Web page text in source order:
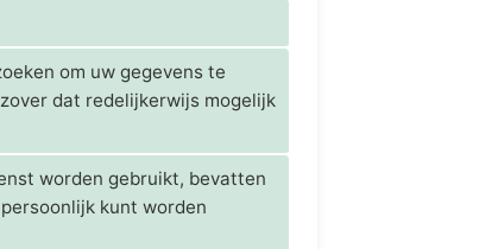
om uw gegevens te
dat redelijkerwijs mogelijk
worden gebruikt, bevatten
kunt worden